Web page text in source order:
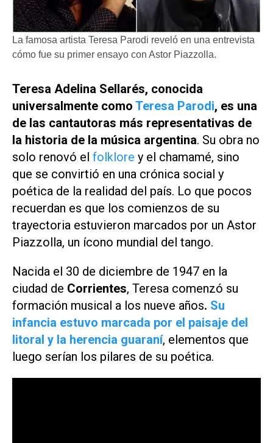
La famosa artista Teresa Parodi reveló en una entrevista
cómo fue su primer ensayo con Astor Piazzolla.
Teresa Adelina Sellarés, conocida
universalmente como Teresa Parodi, es una
de las cantautoras más representativas de
la historia de la música argentina. Su obra no
solo renovó el folklore y el chamamé, sino
que se convirtió en una crónica social y
poética de la realidad del país. Lo que pocos
recuerdan es que los comienzos de su
trayectoria estuvieron marcados por un Astor
Piazzolla, un ícono mundial del tango.
Nacida el 30 de diciembre de 1947 en la
ciudad de Corrientes, Teresa comenzó su
formación musical a los nueve años. Su
infancia estuvo marcada por el paisaje del
litoral y la herencia guaraní, elementos que
luego serían los pilares de su poética.